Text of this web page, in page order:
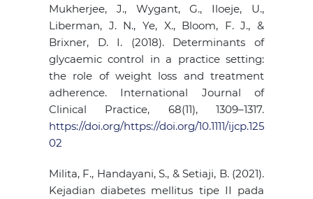
Mukherjee, J., Wygant, G., Iloeje, U.,
Liberman, J. N., Ye, X., Bloom, F. J., &
Brixner, D. I. (2018). Determinants of
glycaemic control in a practice setting:
the role of weight loss and treatment
adherence. International Journal of
Clinical Practice, 68(11), 1309–1317.
https://doi.org/https://doi.org/10.1111/ijcp.125
02
Milita, F., Handayani, S., & Setiaji, B. (2021).
Kejadian diabetes mellitus tipe II pada